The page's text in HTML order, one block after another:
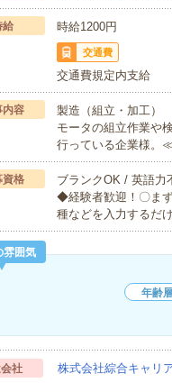
給 時給1200円
交通費
交通費規定内支給
内容
製造（組立・加工）
モータの組立作業や
行っている企業様。
資格
ブランクOK / 英語力
◆経験者歓迎！〇ま
種などを入力するだ
雰囲気
年齢
社 株式会社綜合キャリ